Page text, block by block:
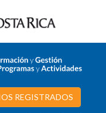
REGISTRADOS